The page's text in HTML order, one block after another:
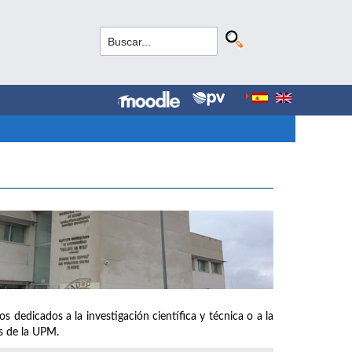
dedicados a la investigación científica y técnica o a la
de la UPM.